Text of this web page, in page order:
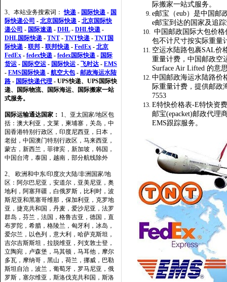
3、本站业务搜索词： 快递 - 国际快递 - 国
际快递公司 - 北京国际快递 - 北京国际快
递公司 - 国际速递 - DHL- DHL快递 -
DHL国际快递 - TNT - TNT快递 - TNT国
际快递 - 联邦 - 联邦快递 - FedEx - 北京
FedEx - fedex快递 - fedex国际快递 - 国际
货运 - 国际空运 - 国际快运 - 飞时达 - EMS
- EMS国际快递 - 航空大包- 邮政海运水陆
路 - 国际快递代理 - UPS快递、UPS国际快
递、国际物流、国际海运、国际搬家一站
式服务。
国际运输通达国家： 1、亚太国家/地区包
括：澳大利亚，文莱，柬埔寨，关岛，中
国香港特别行政区，印度尼西亚，日本，
老挝，中国澳门特别行政区，马来西亚，
蒙古，新西兰，菲律宾，新加坡，韩国，
中国台湾，泰国，越南，部分航线除外
2、 欧洲和中东/印度次大陆/非洲国家/地
区：阿尔巴尼亚，安道尔，亚美尼亚，奥
地利，阿塞拜疆，白俄罗斯，比利时，波
斯尼亚和黑塞哥维那，保加利亚，克罗地
亚，捷克共和国，丹麦，爱沙尼亚，法罗
群岛，芬兰，法国，格鲁吉亚，德国，直
布罗陀，希腊，格陵兰，匈牙利，冰岛，
爱尔兰，以色列，意大利，哈萨克斯坦，
吉尔吉斯斯坦，拉脱维亚，列支敦士登，
立陶宛，卢森堡，马其顿，马耳他，摩尔
多瓦，摩纳哥，黑山，荷兰，挪威，巴勒
斯坦自治，波兰，葡萄牙，罗马尼亚，俄
罗斯，塞尔维亚，斯洛伐克共和国，斯洛
际搬家一站式服务。
e邮宝（eub）是中国邮
e邮宝到达的国家及追
中国邮政国际大包价
包不计尺寸按实际重量
空运水陆路包裹SAL价
重量计费，中国邮政空
Surface Air Lifted 的意
中国邮政海运水陆路价
际重量计费，提供邮政
7553
E特快价格表-E特快资
邮宝(epacket)邮政代理
EMS跟踪服务。